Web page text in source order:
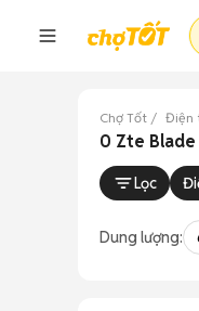
Chợ Tốt Điện
0 Zte Blade
Lọc
Dung lượng: